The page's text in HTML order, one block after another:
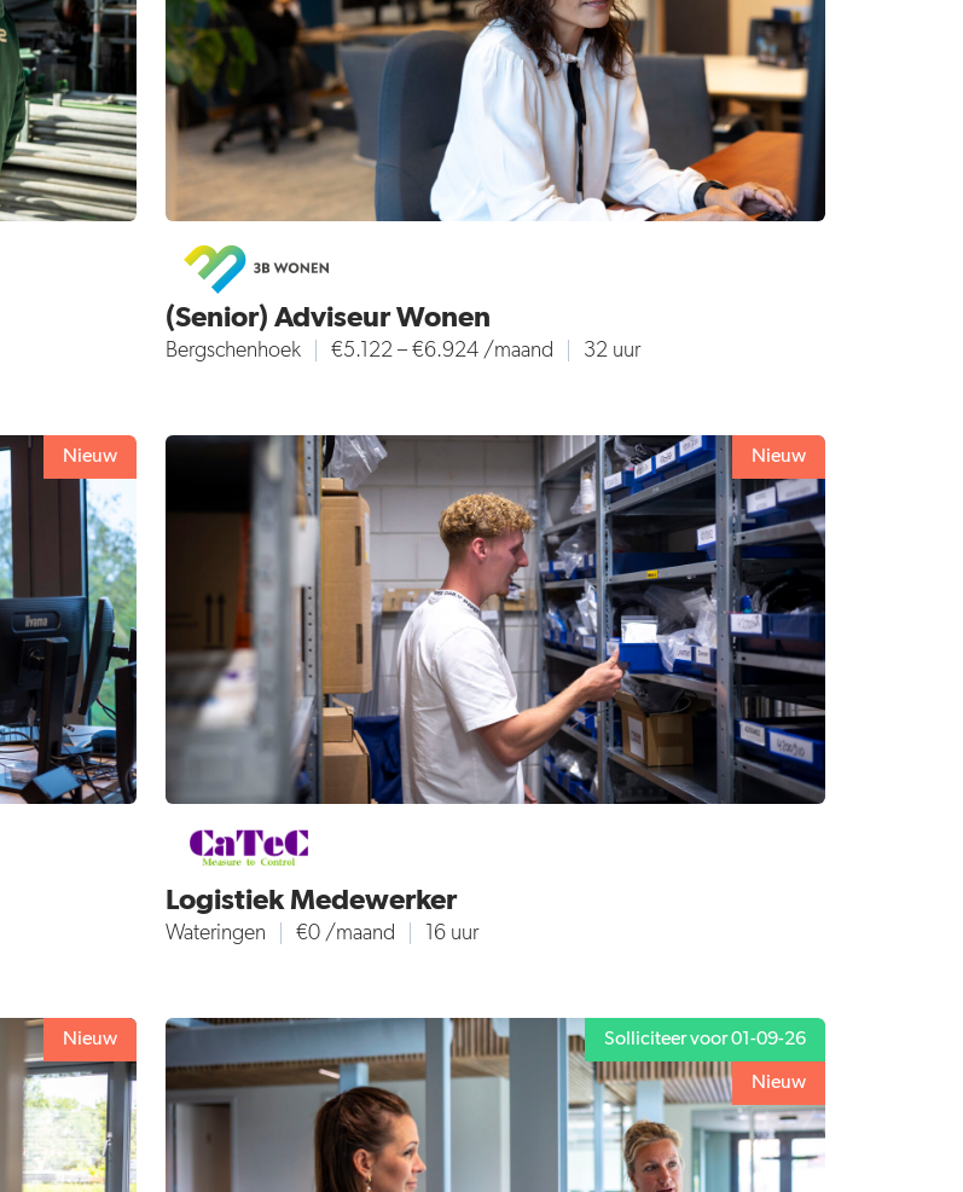
(Senior) Adviseur Wonen
Bergschenhoek €5.122 – €6.924 /maand 32 uur
Nieuw Nieuw
Logistiek Medewerker
Wateringen €0 /maand 16 uur
Nieuw Solliciteer voor 01-09-26
Nieuw